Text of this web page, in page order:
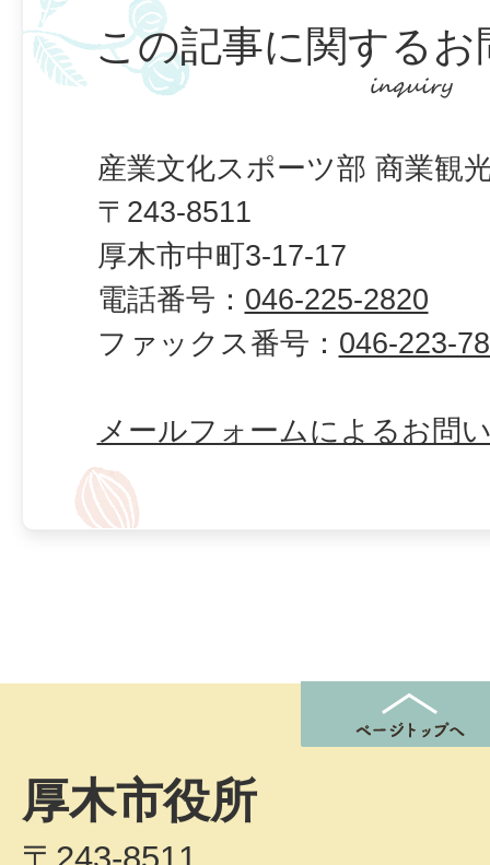
この記事に関するお
産業文化スポーツ部 商業観
〒243-8511
厚木市中町3-17-17
電話番号： 046-225-2820
ファックス番号： 046-223-
メールフォームによるお問
厚木市役所